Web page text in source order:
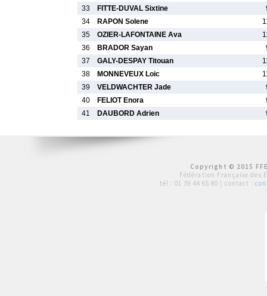
33
FITTE-DUVAL Sixtine
34
RAPON Solene
35
OZIER-LAFONTAINE Ava
36
BRADOR Sayan
37
GALY-DESPAY Titouan
38
MONNEVEUX Loic
39
VELDWACHTER Jade
40
FELIOT Enora
41
DAUBORD Adrien
Copyright © 2015
Fédération Française des
tél : 01 39 44 65 80 | contact :